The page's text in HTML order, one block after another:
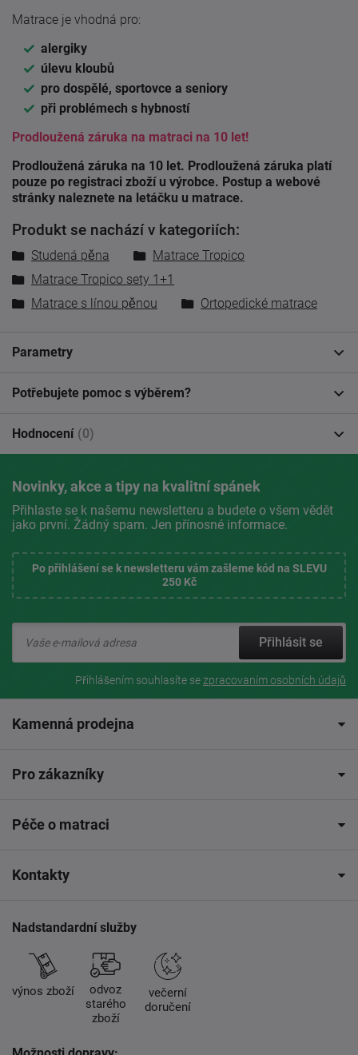
Matrace je vhodná pro:
alergiky
úlevu kloubů
pro dospělé, sportovce a seniory
při problémech s hybností
Prodloužená záruka na matraci na 10 let!
Prodloužená záruka na 10 let. Prodloužená záruka platí
pouze po registraci zboží u výrobce. Postup a webové
stránky naleznete na letáčku u matrace.
Produkt se nachází v kategoriích:
Studená pěna
Matrace Tropico
Matrace Tropico sety 1+1
Matrace s línou pěnou
Ortopedické matrace
Parametry
Potřebujete pomoc s výběrem?
Hodnocení (0)
Novinky, akce a tipy na kvalitní spánek
Přihlaste se k našemu newsletteru a budete o všem vědět
jako první. Žádný spam. Jen přínosné informace.
Po přihlášení se k newsletteru vám zašleme kód na SLEVU
250 Kč
Přihlásit se
Přihlášením souhlasíte sezpracovaním osobních údajů
Kamenná prodejna
Pro zákazníky
Péče o matraci
Kontakty
Nadstandardní služby
výnos zboží
odvoz
starého
zboží
večerní
doručení